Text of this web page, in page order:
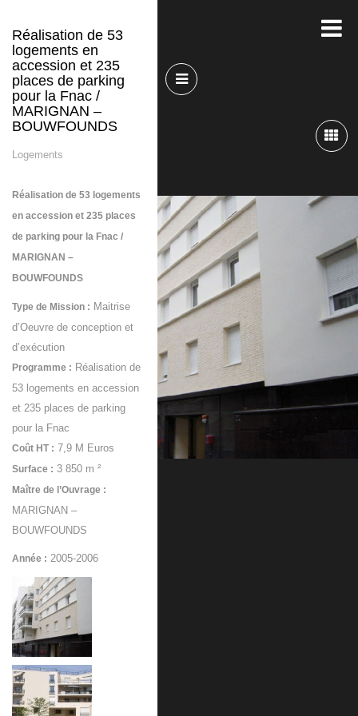
Réalisation de 53
logements en
accession et 235
places de parking
pour la Fnac /
MARIGNAN –
BOUWFOUNDS
Logements
Réalisation de 53 logements
en accession et 235 places
de parking pour la Fnac /
MARIGNAN –
BOUWFOUNDS
Type de Mission : Maitrise
d’Oeuvre de conception et
d’exécution
Programme : Réalisation de
53 logements en accession
et 235 places de parking
pour la Fnac
Coût HT : 7,9 M Euros
Surface : 3 850 m ²
Maître de l’Ouvrage :
MARIGNAN –
BOUWFOUNDS
Année : 2005-2006